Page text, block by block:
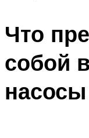
Что
собой
насосы